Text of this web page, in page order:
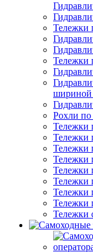
Тележки
Тележки
шириной
Рохли по
Тележки
Тележки
Тележки
Тележки
Тележки
Тележки
Тележки
Тележки
Тележки